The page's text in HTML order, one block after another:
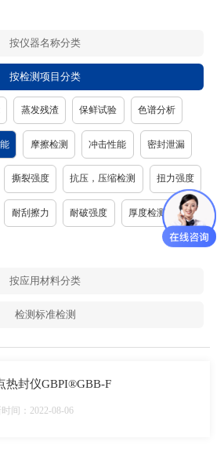
按仪器名称分类
按检测项目分类
蒸发残渣 保鲜试验 色谱分析
摩擦检测 冲击性能 密封泄漏
撕裂强度 抗压，压缩检测 扭力强度
耐刮擦力 耐破强度 厚度检测
按应用材料分类
检测标准检测
热封仪GBPI®GBB-F
间：2022-08-06